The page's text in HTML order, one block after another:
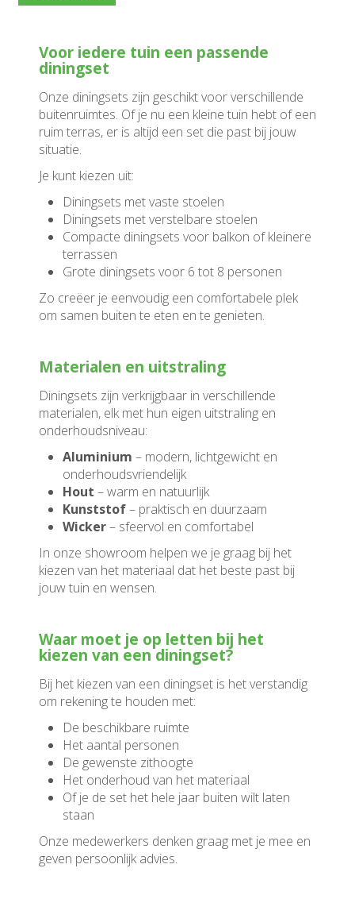
Voor iedere tuin een passende
diningset
Onze diningsets zijn geschikt voor verschillende
buitenruimtes. Of je nu een kleine tuin hebt of een
ruim terras, er is altijd een set die past bij jouw
situatie.
Je kunt kiezen uit:
Diningsets met vaste stoelen
Diningsets met verstelbare stoelen
Compacte diningsets voor balkon of kleinere
terrassen
Grote diningsets voor 6 tot 8 personen
Zo creëer je eenvoudig een comfortabele plek
om samen buiten te eten en te genieten.
Materialen en uitstraling
Diningsets zijn verkrijgbaar in verschillende
materialen, elk met hun eigen uitstraling en
onderhoudsniveau:
Aluminium – modern, lichtgewicht en
onderhoudsvriendelijk
Hout – warm en natuurlijk
Kunststof– praktisch en duurzaam
Wicker– sfeervol en comfortabel
In onze showroom helpen we je graag bij het
kiezen van het materiaal dat het beste past bij
jouw tuin en wensen.
Waar moet je op letten bij het
kiezen van een diningset?
Bij het kiezen van een diningset is het verstandig
om rekening te houden met:
De beschikbare ruimte
Het aantal personen
De gewenste zithoogte
Het onderhoud van het materiaal
Of je de set het hele jaar buiten wilt laten
staan
Onze medewerkers denken graag met je mee en
geven persoonlijk advies.